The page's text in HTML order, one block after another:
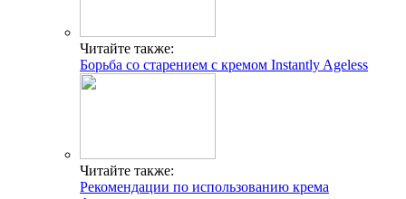
Читайте также:
Борьба со старением с кремом Instantly Ageless
Читайте также:
Рекомендации по использованию крема